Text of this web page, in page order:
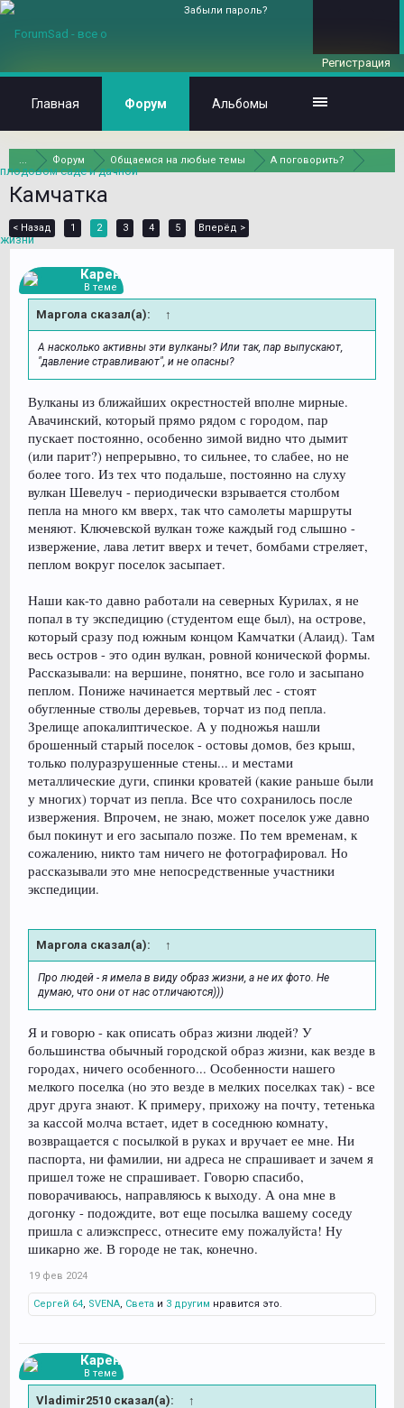
... Форум Общаемся на любые темы А поговорить?
Камчатка
< Назад 1 2 3 4 5 Вперёд >
Карен
В теме
Маргола сказал(а): ↑
А насколько активны эти вулканы? Или так, пар выпускают,
"давление стравливают", и не опасны?
Вулканы из ближайших окрестностей вполне мирные.
Авачинский, который прямо рядом с городом, пар
пускает постоянно, особенно зимой видно что дымит
(или парит?) непрерывно, то сильнее, то слабее, но не
более того. Из тех что подальше, постоянно на слуху
вулкан Шевелуч - периодически взрывается столбом
пепла на много км вверх, так что самолеты маршруты
меняют. Ключевской вулкан тоже каждый год слышно -
извержение, лава летит вверх и течет, бомбами стреляет,
пеплом вокруг поселок засыпает.
Наши как-то давно работали на северных Курилах, я не
попал в ту экспедицию (студентом еще был), на острове,
который сразу под южным концом Камчатки (Алаид). Там
весь остров - это один вулкан, ровной конической формы.
Рассказывали: на вершине, понятно, все голо и засыпано
пеплом. Пониже начинается мертвый лес - стоят
обугленные стволы деревьев, торчат из под пепла.
Зрелище апокалиптическое. А у подножья нашли
брошенный старый поселок - остовы домов, без крыш,
только полуразрушенные стены... и местами
металлические дуги, спинки кроватей (какие раньше были
у многих) торчат из пепла. Все что сохранилось после
извержения. Впрочем, не знаю, может поселок уже давно
был покинут и его засыпало позже. По тем временам, к
сожалению, никто там ничего не фотографировал. Но
рассказывали это мне непосредственные участники
экспедиции.
Маргола сказал(а): ↑
Про людей - я имела в виду образ жизни, а не их фото. Не
думаю, что они от нас отличаются)))
Я и говорю - как описать образ жизни людей? У
большинства обычный городской образ жизни, как везде в
городах, ничего особенного... Особенности нашего
мелкого поселка (но это везде в мелких поселках так) - все
друг друга знают. К примеру, прихожу на почту, тетенька
за кассой молча встает, идет в соседнюю комнату,
возвращается с посылкой в руках и вручает ее мне. Ни
паспорта, ни фамилии, ни адреса не спрашивает и зачем я
пришел тоже не спрашивает. Говорю спасибо,
поворачиваюсь, направляюсь к выходу. А она мне в
догонку - подождите, вот еще посылка вашему соседу
пришла с алиэкспресс, отнесите ему пожалуйста! Ну
шикарно же. В городе не так, конечно.
19 фев 2024
Сергей 64, SVENA, Света и 3 другим нравится это.
Карен
В теме
Vladimir2510 сказал(а): ↑
Забыли пароль?
Регистрация
Главная Форум Альбомы